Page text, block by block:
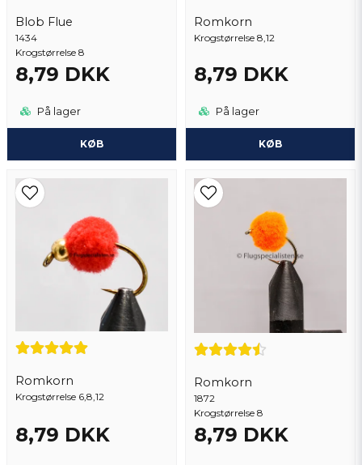
Blob Flue
1434
Krogstørrelse 8
8,79 DKK
På lager
KØB
Romkorn
Krogstørrelse 8,12
8,79 DKK
På lager
KØB
Romkorn
Krogstørrelse 6,8,12
8,79 DKK
Romkorn
1872
Krogstørrelse 8
8,79 DKK
Send spørgsmål